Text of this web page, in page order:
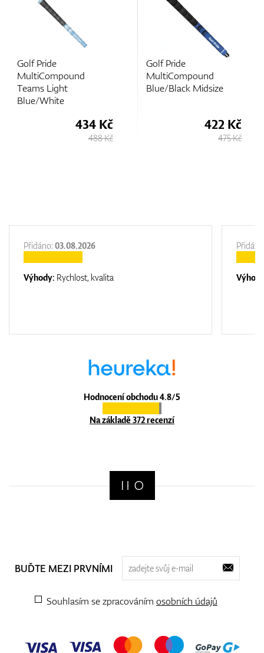
Golf Pride
MultiCompound
Teams Light
Blue/White
434 Kč
488 Kč
Golf Pride
MultiCompound
Blue/Black Midsize
422 Kč
475 Kč
Hodnocení obchodu 4.8/5
Na základě 372 recenzí
Přidáno: 03.08.2026
Výhody: Rychlost, kvalita
BUĎTE MEZI PRVNÍMI
Souhlasím se zpracováním osobních údajů